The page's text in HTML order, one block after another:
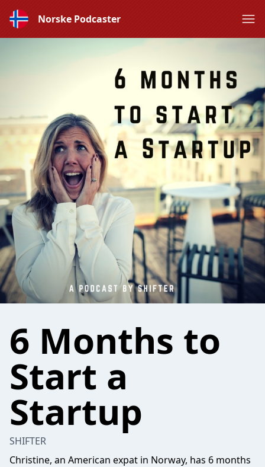
Norske Podcaster
6 Months to
Start a
Startup
SHIFTER
Christine, an American expat in Norway, has 6 months